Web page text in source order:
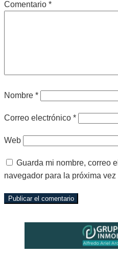
Comentario *
Nombre *
Correo electrónico *
Web
Guarda mi nombre, correo
navegador para la próxima vez